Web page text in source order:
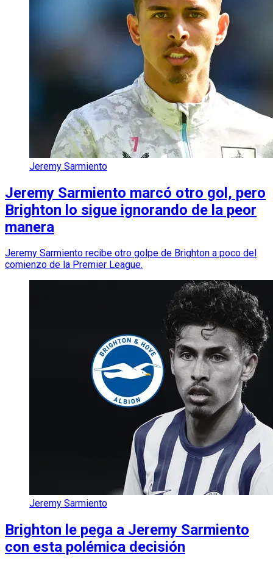
Jeremy Sarmiento
Jeremy Sarmiento marcó otro gol, pero
Brighton lo sigue ignorando de la peor
manera
Jeremy Sarmiento recibe otro golpe de Brighton a poco del
comienzo de la Premier League.
Jeremy Sarmiento
Brighton le pega a Jeremy Sarmiento
con esta polémica decisión